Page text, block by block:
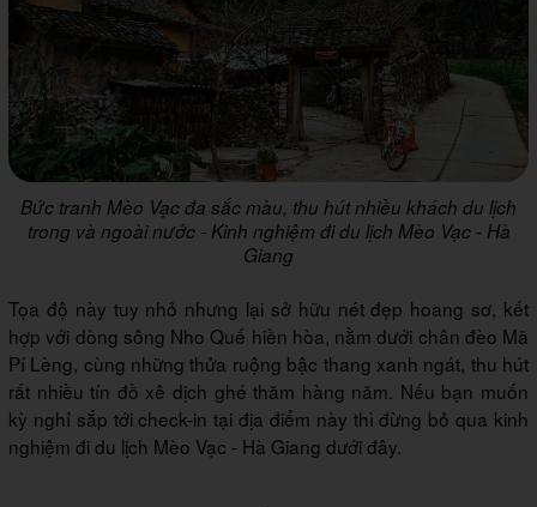
Bức tranh Mèo Vạc đa sắc màu, thu hút nhiều khách du lịch
trong và ngoài nước - Kinh nghiệm đi du lịch Mèo Vạc - Hà
Giang
Tọa độ này tuy nhỏ nhưng lại sở hữu nét đẹp hoang sơ, kết
hợp với dòng sông Nho Quế hiền hòa, nằm dưới chân đèo Mã
Pí Lèng, cùng những thửa ruộng bậc thang xanh ngát, thu hút
rất nhiều tín đồ xê dịch ghé thăm hàng năm. Nếu bạn muốn
kỳ nghỉ sắp tới check-in tại địa điểm này thì đừng bỏ qua kinh
nghiệm đi du lịch Mèo Vạc - Hà Giang dưới đây.